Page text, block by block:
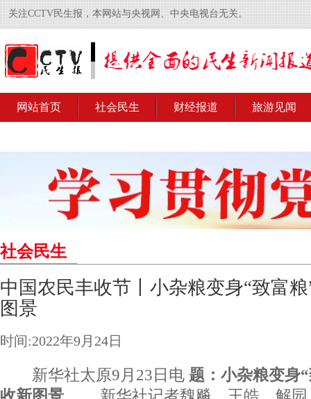
关注CCTV民生报，本网站与央视网、中央电视台无关。
网站首页 社会民生 财经报道 旅游见闻
社会民生
中国农民丰收节丨小杂粮变身“致富
图景
时间:2022年9月24日
新华社太原9月23日电 题：小杂粮变